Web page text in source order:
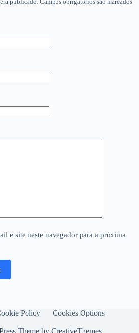
publicado. Campos obrigatórios são marcados
e site neste navegador para a próxima
Policy
Cookies Options
Theme by CreativeThemes